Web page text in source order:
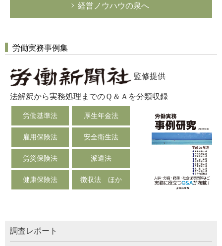
経営ノウハウの泉へ
労働実務事例集
監修提供
法解釈から実務処理までのＱ＆Ａを分類収録
労働基準法 厚生年金法
雇用保険法 安全衛生法
労災保険法 派遣法
健康保険法 徴収法 ほか
調査レポート